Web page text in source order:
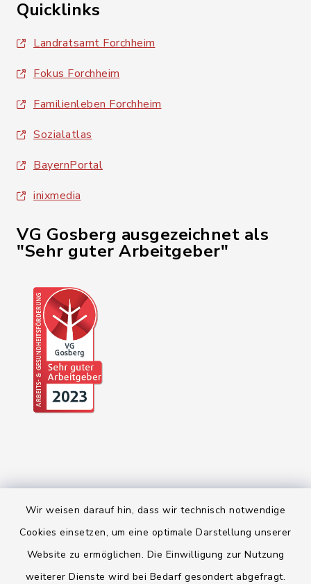
Wir weisen darauf hin, dass wir technisch notwendige
Cookies einsetzen, um eine optimale Darstellung unserer
Website zu ermöglichen. Die Einwilligung zur Nutzung
weiterer Dienste wird bei Bedarf gesondert abgefragt.
Quicklinks
Landratsamt Forchheim
Fokus Forchheim
Familienleben Forchheim
Sozialatlas
BayernPortal
inixmedia
VG Gosberg ausgezeichnet als
"Sehr guter Arbeitgeber"
Kontakt